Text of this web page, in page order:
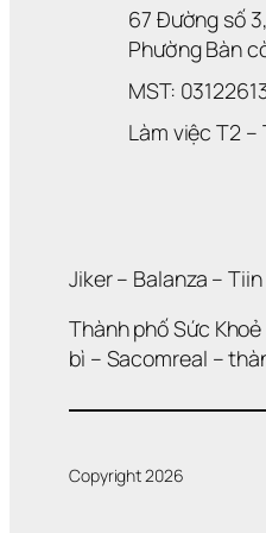
67 Đường số
Phường Bàn
MST:
Làm việc T2 –
Jiker – Balanza – Tiin
Thành phố Sức Khoẻ
bì – Sacomreal –
Copyright 2026